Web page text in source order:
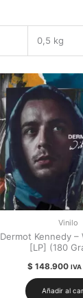
0,5 kg
Vinilo
Dermot Kennedy –
[LP] (180
$ 148.900
Añadir al